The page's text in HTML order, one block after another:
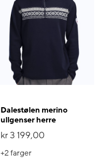
Dalestølen merino
ullgenser herre
kr 3 199,00
+2farger